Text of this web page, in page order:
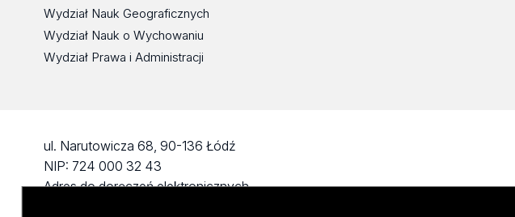
Wydział Nauk Geograficznych
Wydział Nauk o Wychowaniu
Wydział Prawa i Administracji
ul. Narutowicza 68, 90-136 Łódź
NIP: 724 000 32 43
Adres do doręczeń elektronicznych